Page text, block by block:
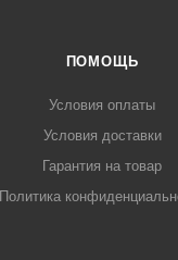
ПОМОЩЬ
Условия оплаты
Условия доставки
Гарантия на товар
Политика